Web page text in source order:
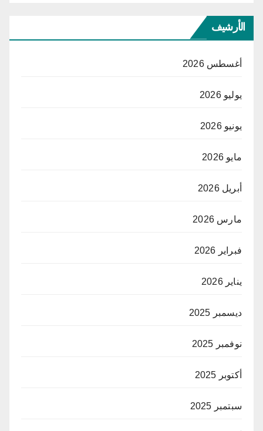
الأرشيف
أغسطس 2026
يوليو 2026
يونيو 2026
مايو 2026
أبريل 2026
مارس 2026
فبراير 2026
يناير 2026
ديسمبر 2025
نوفمبر 2025
أكتوبر 2025
سبتمبر 2025